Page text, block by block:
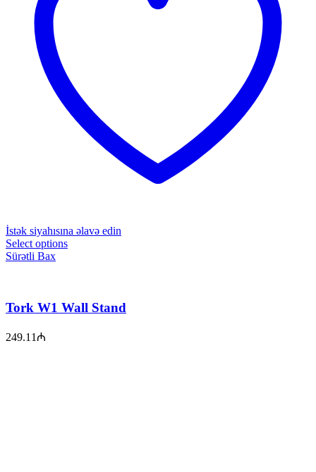
İstək siyahısına əlavə edin
Select options
Sürətli Bax
Tork W1 Wall Stand
249.11 ₼